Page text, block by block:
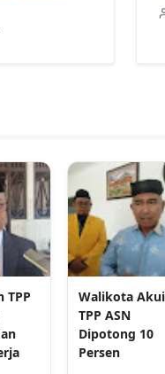
TPP
Walikota Akui
TPP ASN
Dipotong 10
Persen